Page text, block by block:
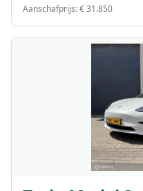
Aanschafprijs:€ 31.850